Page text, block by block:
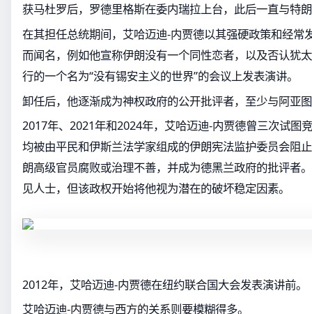
获马杜罗后，罗德里格斯在委内瑞拉上台，此后一直与特
在其担任总统期间，艾哈迈迪-内贾德以其强硬政策和经常
而闻名，例如他宣称伊朗没有一个同性恋者，以及否认犹
行的一个名为“没有锡安主义的世界”的会议上发表演讲。
卸任后，他逐渐成为神权政府的公开批评者，至少与阿亚
2017年、2021年和2024年，艾哈迈迪-内贾德曾三次试图
均被由平民和伊斯兰法学家组成的伊朗宪法监护委员会阻
朗高级官员腐败或治理不善，并成为德黑兰政府的批评者
见人士，但该政权开始将他视为潜在的破坏稳定因素。
2012年，艾哈迈迪-内贾德在纽约联合国大会发表演讲前。
艾哈迈迪-内贾德与西方的关系则要模糊得多。